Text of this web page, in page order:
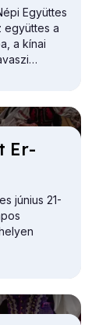
Együttes
együttes a
a kínai
Er­
június 21-